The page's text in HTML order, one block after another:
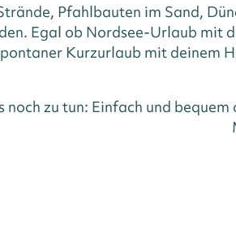
Pfahlbauten im Sand,
Egal ob Nordsee-Urlaub mit
Kurzurlaub mit deinem
noch zu tun: Einfach und